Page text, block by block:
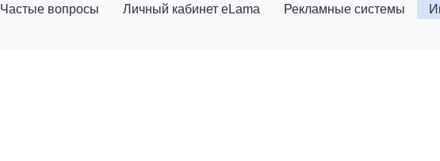
Частые вопросы Личный кабинет eLama Рекламные системы